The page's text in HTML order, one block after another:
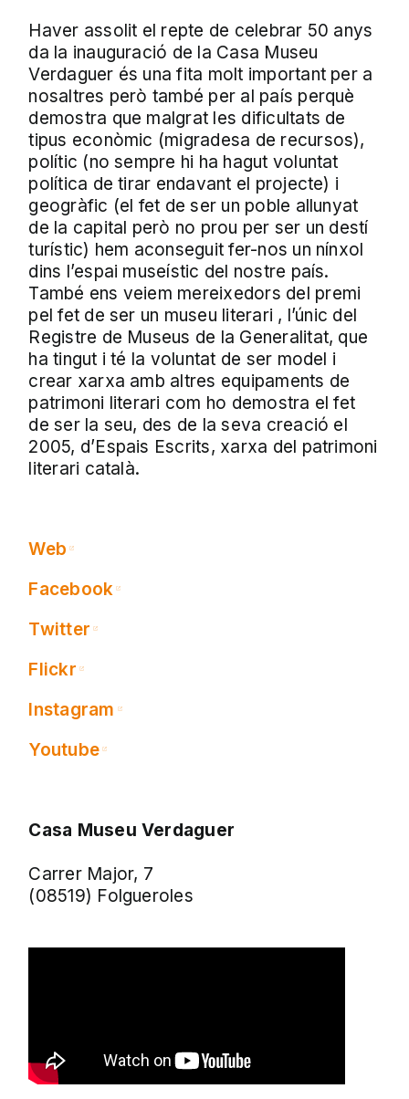
Haver assolit el repte de celebrar 50 anys
da la inauguració de la Casa Museu
Verdaguer és una fita molt important per a
nosaltres però també per al país perquè
demostra que malgrat les dificultats de
tipus econòmic (migradesa de recursos),
polític (no sempre hi ha hagut voluntat
política de tirar endavant el projecte) i
geogràfic (el fet de ser un poble allunyat
de la capital però no prou per ser un destí
turístic) hem aconseguit fer-nos un nínxol
dins l’espai museístic del nostre país.
També ens veiem mereixedors del premi
pel fet de ser un museu literari , l’únic del
Registre de Museus de la Generalitat, que
ha tingut i té la voluntat de ser model i
crear xarxa amb altres equipaments de
patrimoni literari com ho demostra el fet
de ser la seu, des de la seva creació el
2005, d’Espais Escrits, xarxa del patrimoni
literari català.
Web
Facebook
Twitter
Flickr
Instagram
Youtube
Casa Museu Verdaguer
Carrer Major, 7
(08519) Folgueroles